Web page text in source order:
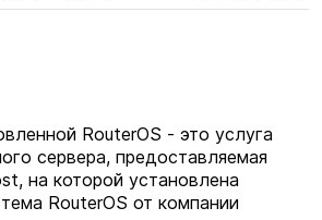
RouterOS - это услуга
сервера, предоставляемая
на которой установлена
RouterOS от компании